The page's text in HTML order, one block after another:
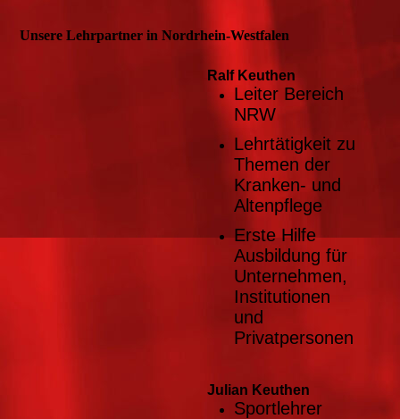
Unsere Lehrpartner in Nordrhein-Westfalen
Ralf Keuthen
Leiter Bereich
NRW
Lehrtätigkeit zu
Themen der
Kranken- und
Altenpflege
Erste Hilfe
Ausbildung für
Unternehmen,
Institutionen
und
Privatpersonen
Julian Keuthen
Sportlehrer